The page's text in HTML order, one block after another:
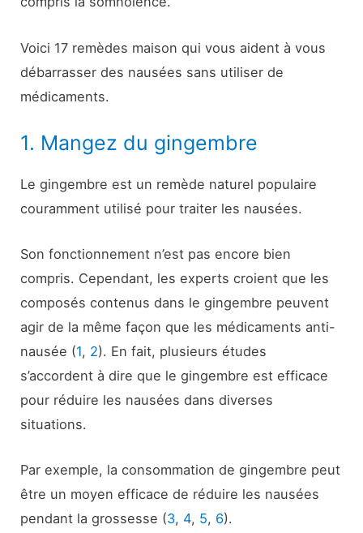
Voici 17 remèdes maison qui vous aident à vous
débarrasser des nausées sans utiliser de
médicaments.
1. Mangez du gingembre
Le gingembre est un remède naturel populaire
couramment utilisé pour traiter les nausées.
Son fonctionnement n’est pas encore bien
compris. Cependant, les experts croient que les
composés contenus dans le gingembre peuvent
agir de la même façon que les médicaments anti-
nausée (1, 2). En fait, plusieurs études
s’accordent à dire que le gingembre est efficace
pour réduire les nausées dans diverses
situations.
Par exemple, la consommation de gingembre peut
être un moyen efficace de réduire les nausées
pendant la grossesse (3, 4, 5, 6).